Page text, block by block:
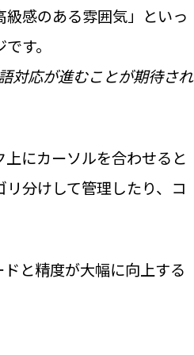
感のある雰囲気」といっ
す。
対応が進むことが期待され
にカーソルを合わせると
分けして管理したり、コ
と精度が大幅に向上する